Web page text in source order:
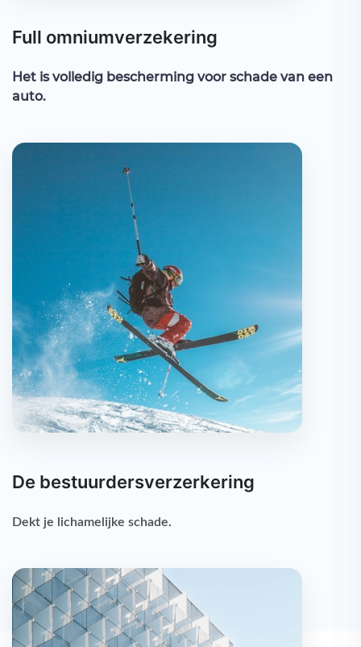
Full omniumverzekering
Het is volledig bescherming voor schade van een
auto.
De bestuurdersverzerkering
Dekt je lichamelijke schade.